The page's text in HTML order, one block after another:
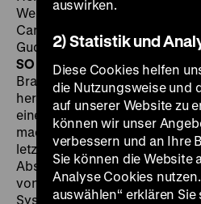
Werner Heiduczek, K: Martin
Carow, D: Angelica Domröse,
Gudzuhn, Dagmar Manzel,
SO 17.04. um 20 Uhr + MI
Braunkohletagebau frisst sich
heran, die Einwohner fliehen,
eine unwirkliche Gegend in
machte sie zum allegorischen
letzten DEFA-FilmsVerfehlung
Abschieds sowohl vom „realen
von den eigenen Illusionen
System. Wie der Schauplatz
auswirken.
2) Statistik und
Diese Cookies helfen
die Nutzungsweise und
auf unserer Website zu
können wir unser
verbessern und an Ihre
Sie können die Website
Analyse Cookies
auswählen“ erklären